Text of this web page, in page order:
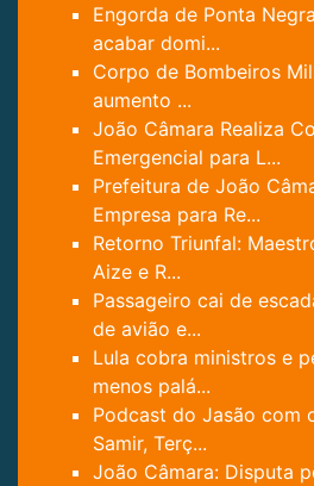
Engorda de Ponta
acabar domi...
Corpo de Bombeiros
aumento ...
João Câmara Realiza
Emergencial para L...
Prefeitura de João
Empresa para Re...
Retorno Triunfal:
Aize e R...
Passageiro cai de
de avião e...
Lula cobra ministros e
menos palá...
Podcast do Jasão com
Samir, Terç...
João Câmara: Disputa